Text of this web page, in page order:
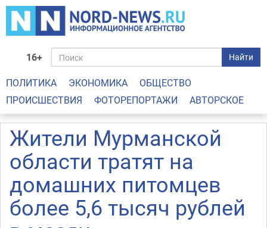
16+ Найти
ПОЛИТИКА ЭКОНОМИКА
ОБЩЕСТВО
ПРОИСШЕСТВИЯ
ФОТОРЕПОРТАЖИ АВТОРСКОЕ
Жители Мурманской
области тратят на
домашних питомцев
более 5,6 тысяч рублей